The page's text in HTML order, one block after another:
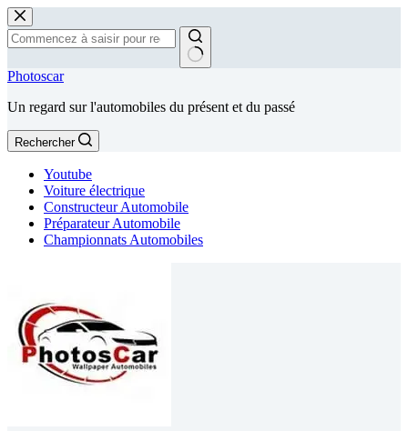
Passer
au
contenu
Aucun
Photoscar
Un regard sur l'automobiles du présent et du passé
Rechercher
Youtube
Voiture électrique
Constructeur Automobile
Préparateur Automobile
Championnats Automobiles